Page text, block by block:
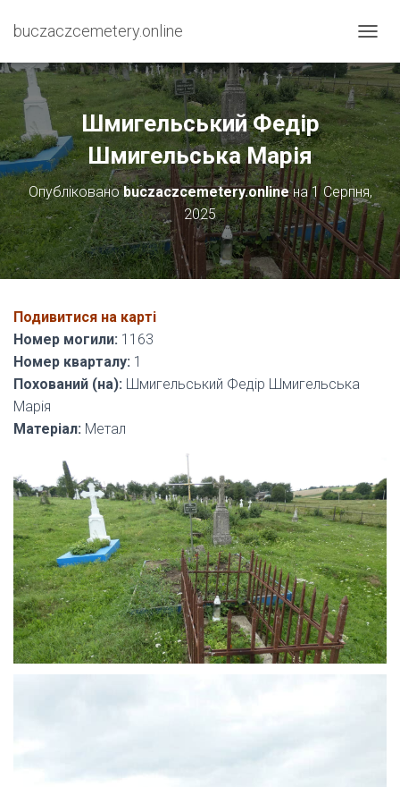
buczaczcemetery.online
Е
Р
Е
М
К
Н
У
Т
И
Н
А
В
І
Г
Шмигельський Федір
Шмигельська Марія
Опублікованоbuczaczcemetery.onlineна1 Серпня,
2025
Подивитися на карті
Номер могили: 1163
Номер кварталу: 1
Похований (на): Шмигельський Федір Шмигельська
Марія
Матеріал: Метал